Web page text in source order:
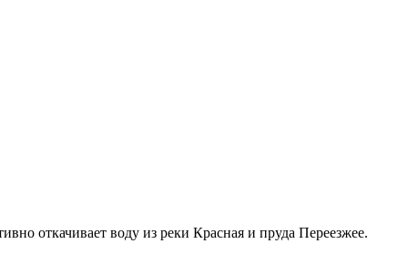
откачивает воду из реки Красная и пруда Переезжее.